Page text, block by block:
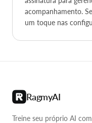
acompanhamento.
um toque nas
RagmyAI
Treine seu próprio AI